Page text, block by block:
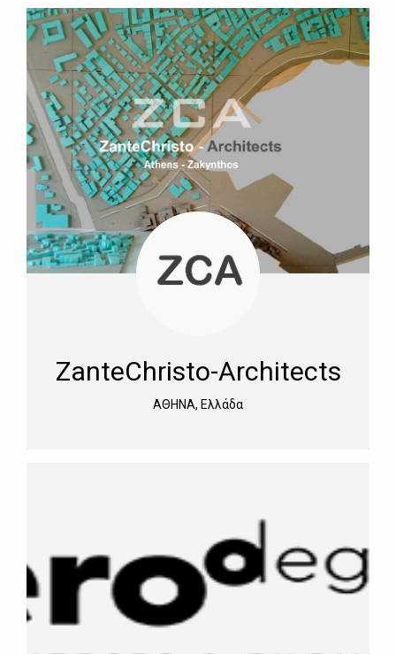
ZanteChristo-Architects
ΑΘΗΝΑ, Ελλάδα